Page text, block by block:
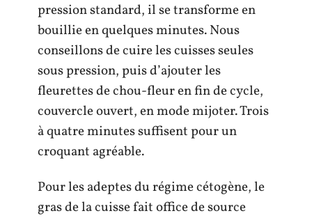
pression standard, il se transforme en
bouillie en quelques minutes. Nous
conseillons de cuire les cuisses seules
sous pression, puis d’ajouter les
fleurettes de chou-fleur en fin de cycle,
couvercle ouvert, en mode mijoter. Trois
à quatre minutes suffisent pour un
croquant agréable.
Pour les adeptes du régime cétogène, le
gras de la cuisse fait office de source